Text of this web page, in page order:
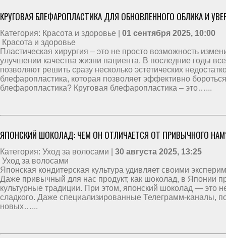
КРУГОВАЯ БЛЕФАРОПЛАСТИКА ДЛЯ ОБНОВЛЕННОГО ОБЛИКА И
Категория: Красота и здоровье | 01 сентября 2025, 10:00
Красота и здоровье
Пластическая хирургия – это не просто возможность
улучшении качества жизни пациента. В последние годы
позволяют решить сразу несколько эстетических
блефаропластика, которая позволяет эффективно
блефаропластика? Круговая блефаропластика – это…...
ЯПОНСКИЙ ШОКОЛАД: ЧЕМ ОН ОТЛИЧАЕТСЯ ОТ ПРИВЫЧНОГО
Категория: Уход за волосами | 30 августа 2025, 13:25
Уход за волосами
Японская кондитерская культура удивляет своими
Даже привычный для нас продукт, как шоколад, в Японии
культурные традиции. При этом, японский шоколад — это
сладкого. Даже специализированные Телеграмм-каналы,
новых…...